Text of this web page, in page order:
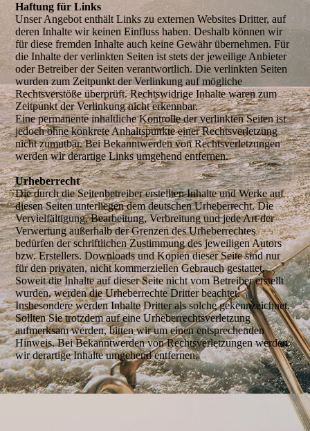
Haftung für Links
Unser Angebot enthält Links zu externen Websites Dritter, auf
deren Inhalte wir keinen Einfluss haben. Deshalb können wir
für diese fremden Inhalte auch keine Gewähr übernehmen. Für
die Inhalte der verlinkten Seiten ist stets der jeweilige Anbieter
oder Betreiber der Seiten verantwortlich. Die verlinkten Seiten
wurden zum Zeitpunkt der Verlinkung auf mögliche
Rechtsverstöße überprüft. Rechtswidrige Inhalte waren zum
Zeitpunkt der Verlinkung nicht erkennbar.
Eine permanente inhaltliche Kontrolle der verlinkten Seiten ist
jedoch ohne konkrete Anhaltspunkte einer Rechtsverletzung
nicht zumutbar. Bei Bekanntwerden von Rechtsverletzungen
werden wir derartige Links umgehend entfernen.
Urheberrecht
Die durch die Seitenbetreiber erstellten Inhalte und Werke auf
diesen Seiten unterliegen dem deutschen Urheberrecht. Die
Vervielfältigung, Bearbeitung, Verbreitung und jede Art der
Verwertung außerhalb der Grenzen des Urheberrechtes
bedürfen der schriftlichen Zustimmung des jeweiligen Autors
bzw. Erstellers. Downloads und Kopien dieser Seite sind nur
für den privaten, nicht kommerziellen Gebrauch gestattet.
Soweit die Inhalte auf dieser Seite nicht vom Betreiber erstellt
wurden, werden die Urheberrechte Dritter beachtet.
Insbesondere werden Inhalte Dritter als solche gekennzeichnet.
Sollten Sie trotzdem auf eine Urheberrechtsverletzung
aufmerksam werden, bitten wir um einen entsprechenden
Hinweis. Bei Bekanntwerden von Rechtsverletzungen werden
wir derartige Inhalte umgehend entfernen.